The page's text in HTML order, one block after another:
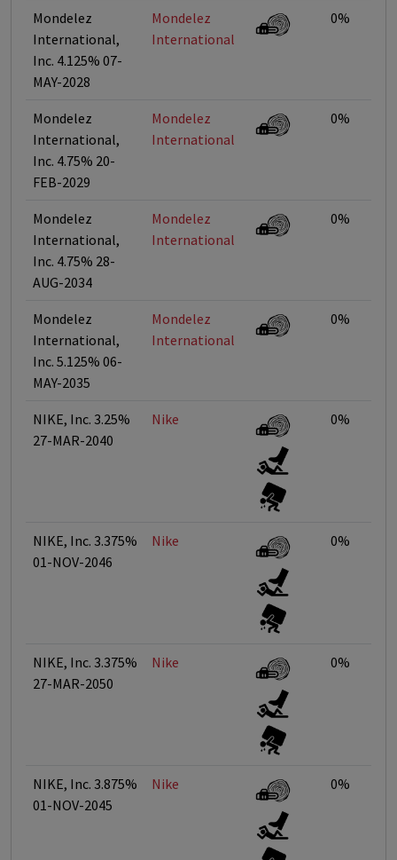
Mondelez
International,
Inc. 4.125% 07-
MAY-2028
Mondelez
International
0%
Mondelez
International,
Inc. 4.75% 20-
FEB-2029
Mondelez
International
0%
Mondelez
International,
Inc. 4.75% 28-
AUG-2034
Mondelez
International
0%
Mondelez
International,
Inc. 5.125% 06-
MAY-2035
Mondelez
International
0%
NIKE, Inc. 3.25%
27-MAR-2040
Nike 0%
NIKE, Inc. 3.375%
01-NOV-2046
Nike 0%
NIKE, Inc. 3.375%
27-MAR-2050
Nike 0%
NIKE, Inc. 3.875%
01-NOV-2045
Nike 0%